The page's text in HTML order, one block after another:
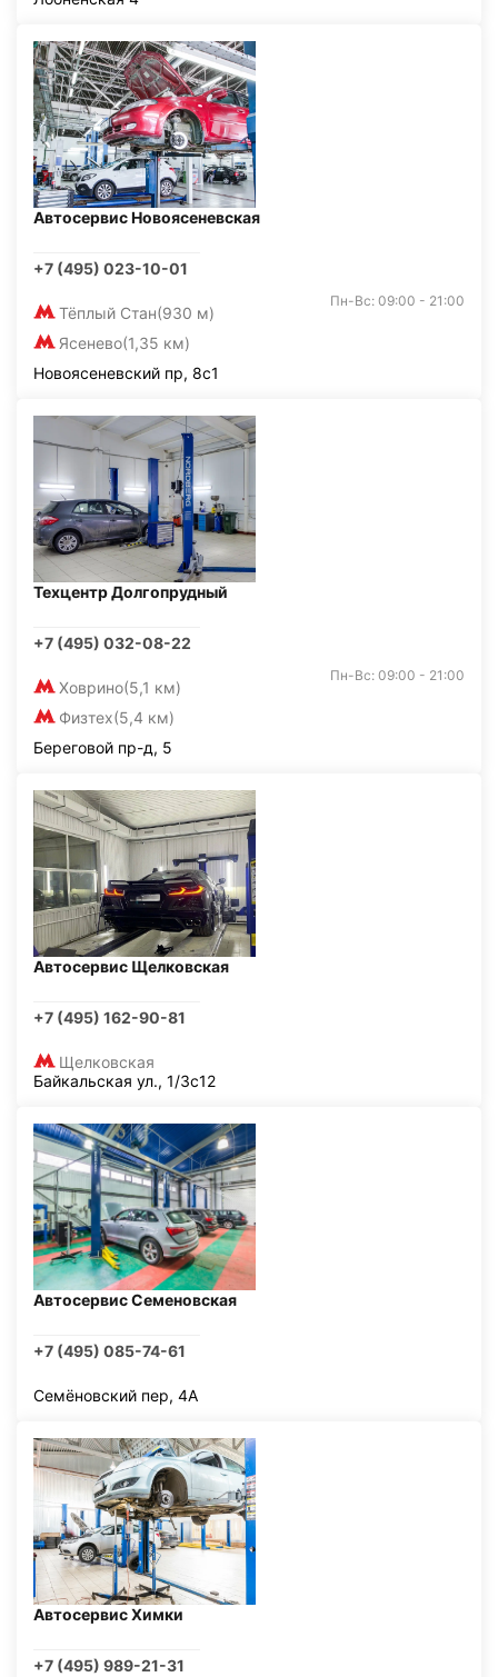
Автосервис Новоясеневская
+7 (495) 023-10-01
Тёплый Стан(930 м)
Ясенево(1,35 км)
Пн-Вс: 09:00 - 21:00
Новоясеневский пр, 8с1
Техцентр Долгопрудный
+7 (495) 032-08-22
Ховрино(5,1 км)
Физтех(5,4 км)
Пн-Вс: 09:00 - 21:00
Береговой пр-д, 5
Автосервис Щелковская
+7 (495) 162-90-81
Щелковская
Байкальская ул., 1/3с12
Автосервис Семеновская
+7 (495) 085-74-61
Семёновский пер, 4А
Автосервис Химки
+7 (495) 989-21-31